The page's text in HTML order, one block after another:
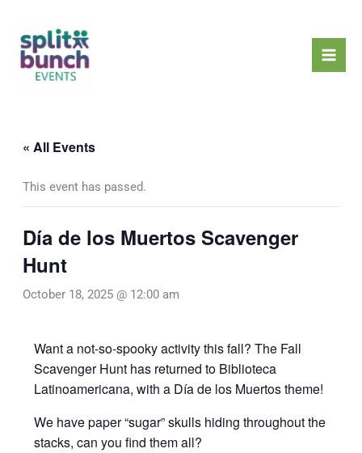
content
« All Events
This event has passed.
Día de los Muertos Scavenger
Hunt
October 18, 2025 @ 12:00 am
Want a not-so-spooky activity this fall? The Fall
Scavenger Hunt has returned to Biblioteca
Latinoamericana, with a Día de los Muertos theme!
We have paper “sugar” skulls hiding throughout the
stacks, can you find them all?